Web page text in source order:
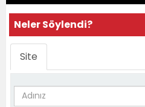
Neler Söylendi?
Site